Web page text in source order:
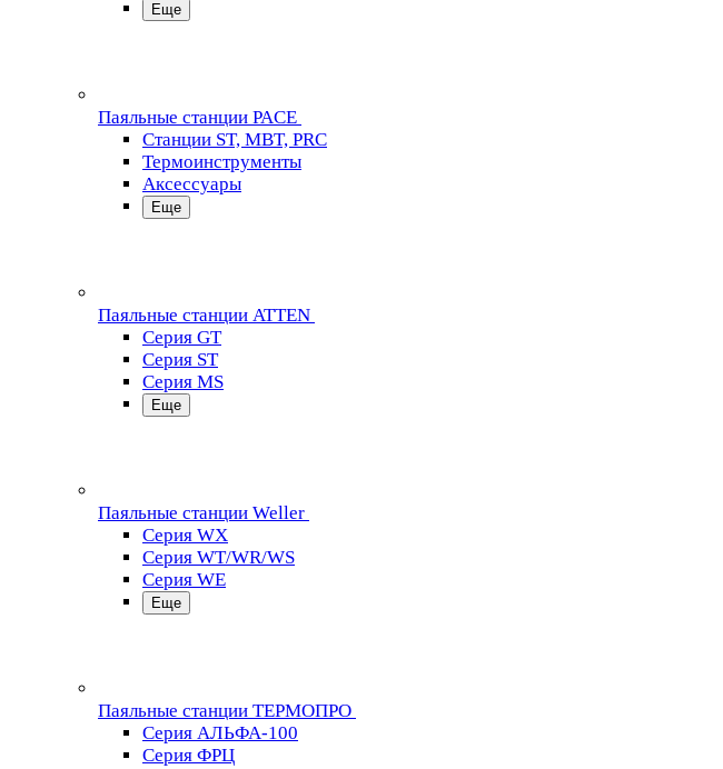
Еще
Паяльные станции PACE
Станции ST, MBT, PRC
Термоинструменты
Аксессуары
Еще
Паяльные станции ATTEN
Серия GT
Серия ST
Серия MS
Еще
Паяльные станции Weller
Серия WX
Серия WT/WR/WS
Серия WE
Еще
Паяльные станции ТЕРМОПРО
Серия АЛЬФА-100
Серия ФРЦ